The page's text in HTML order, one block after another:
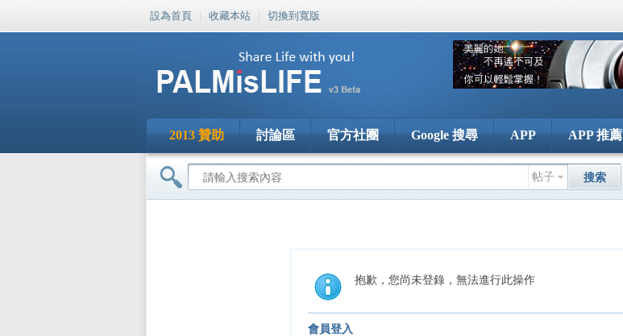
設為首頁 | 收藏本站 | 切換到寬版
2013 贊助 討論區 官方社團 Google 搜尋 APP APP 推薦
帖子 搜索
抱歉，您尚未登錄，無法進行此操作
會員登入